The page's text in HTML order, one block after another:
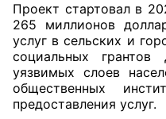
Проект стартовал в
265 миллионов
услуг в сельских и
социальных
уязвимых слоев
общественных
предоставления услуг.